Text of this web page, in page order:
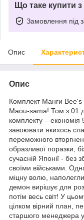
Що таке купити
Замовлення під
Опис
Опис
Комплект Манги Bee's
Maou-sama! Том з 01
комплекту –
завоювати якихось
переможного
образливої поразки,
сучасній Японії - без
своїми військами.
міцну волю,
демон вирішує для
потім весь світ! У
цілком вірний план,
старшого менеджера